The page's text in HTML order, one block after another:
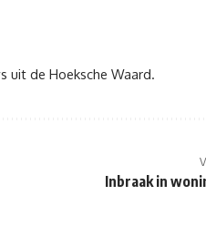
uit de Hoeksche Waard.
Inbraak in